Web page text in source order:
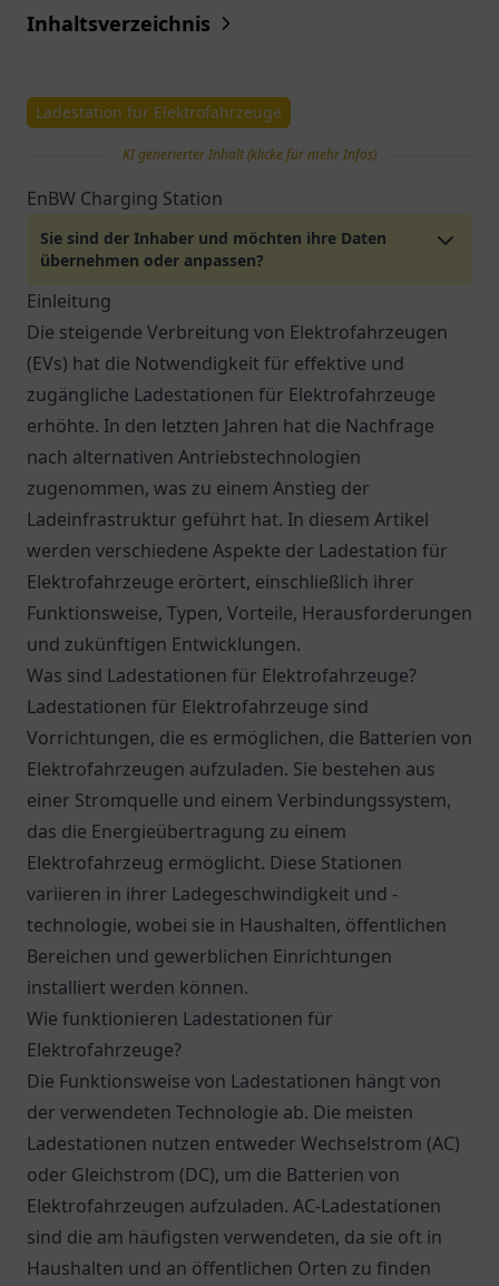
Inhaltsverzeichnis
Ladestation für Elektrofahrzeuge
KI generierter Inhalt (klicke für mehr Infos)
EnBW Charging Station
Sie sind der Inhaber und möchten ihre Daten
übernehmen oder anpassen?
Einleitung
Die steigende Verbreitung von Elektrofahrzeugen
(EVs) hat die Notwendigkeit für effektive und
zugängliche Ladestationen für Elektrofahrzeuge
erhöhte. In den letzten Jahren hat die Nachfrage
nach alternativen Antriebstechnologien
zugenommen, was zu einem Anstieg der
Ladeinfrastruktur geführt hat. In diesem Artikel
werden verschiedene Aspekte der Ladestation für
Elektrofahrzeuge erörtert, einschließlich ihrer
Funktionsweise, Typen, Vorteile, Herausforderungen
und zukünftigen Entwicklungen.
Was sind Ladestationen für Elektrofahrzeuge?
Ladestationen für Elektrofahrzeuge sind
Vorrichtungen, die es ermöglichen, die Batterien von
Elektrofahrzeugen aufzuladen. Sie bestehen aus
einer Stromquelle und einem Verbindungssystem,
das die Energieübertragung zu einem
Elektrofahrzeug ermöglicht. Diese Stationen
variieren in ihrer Ladegeschwindigkeit und -
technologie, wobei sie in Haushalten, öffentlichen
Bereichen und gewerblichen Einrichtungen
installiert werden können.
Wie funktionieren Ladestationen für
Elektrofahrzeuge?
Die Funktionsweise von Ladestationen hängt von
der verwendeten Technologie ab. Die meisten
Ladestationen nutzen entweder Wechselstrom (AC)
oder Gleichstrom (DC), um die Batterien von
Elektrofahrzeugen aufzuladen. AC-Ladestationen
sind die am häufigsten verwendeten, da sie oft in
Haushalten und an öffentlichen Orten zu finden